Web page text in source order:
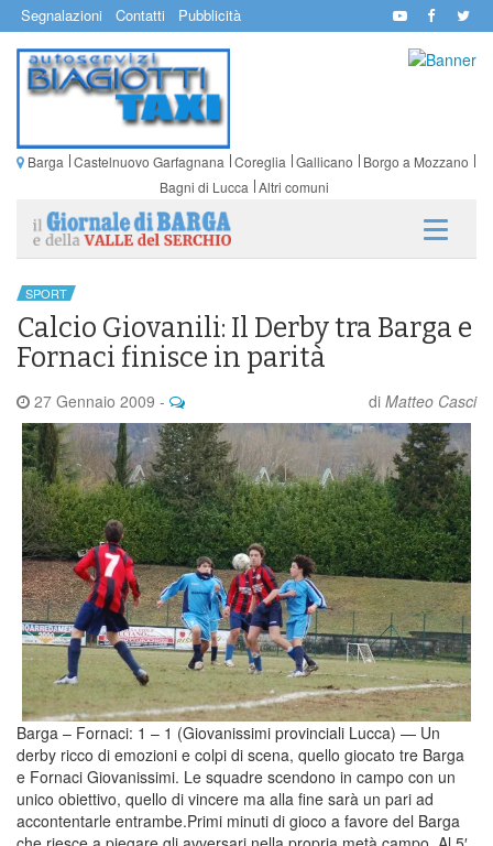
Segnalazioni Contatti Pubblicità
Barga Castelnuovo Garfagnana Coreglia Gallicano
Borgo a Mozzano
Bagni di Lucca Altri comuni
SPORT
Calcio Giovanili: Il Derby tra Barga e
Fornaci finisce in parità
27 Gennaio 2009 - di Matteo Casci
Barga – Fornaci: 1 – 1 (Giovanissimi provinciali Lucca) — Un
derby ricco di emozioni e colpi di scena, quello giocato tre Barga
e Fornaci Giovanissimi. Le squadre scendono in campo con un
unico obiettivo, quello di vincere ma alla fine sarà un pari ad
accontentarle entrambe.Primi minuti di gioco a favore del Barga